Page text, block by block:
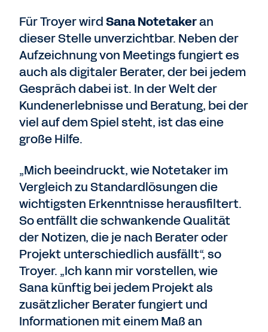
Für Troyer wirdSana Notetakeran
dieser Stelle unverzichtbar. Neben der
Aufzeichnung von Meetings fungiert es
auch als digitaler Berater, der bei jedem
Gespräch dabei ist. In der Welt der
Kundenerlebnisse und Beratung, bei der
viel auf dem Spiel steht, ist das eine
große Hilfe.
„Mich beeindruckt, wie Notetaker im
Vergleich zu Standardlösungen die
wichtigsten Erkenntnisse herausfiltert.
So entfällt die schwankende Qualität
der Notizen, die je nach Berater oder
Projekt unterschiedlich ausfällt“, so
Troyer. „Ich kann mir vorstellen, wie
Sana künftig bei jedem Projekt als
zusätzlicher Berater fungiert und
Informationen mit einem Maß an